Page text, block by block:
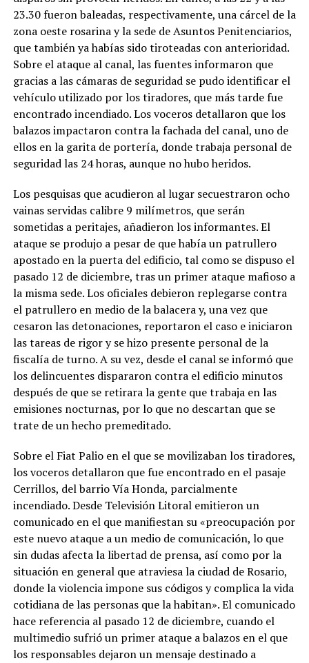
23.30 fueron baleadas, respectivamente, una cárcel de la
zona oeste rosarina y la sede de Asuntos Penitenciarios,
que también ya habías sido tiroteadas con anterioridad.
Sobre el ataque al canal, las fuentes informaron que
gracias a las cámaras de seguridad se pudo identificar el
vehículo utilizado por los tiradores, que más tarde fue
encontrado incendiado. Los voceros detallaron que los
balazos impactaron contra la fachada del canal, uno de
ellos en la garita de portería, donde trabaja personal de
seguridad las 24 horas, aunque no hubo heridos.
Los pesquisas que acudieron al lugar secuestraron ocho
vainas servidas calibre 9 milímetros, que serán
sometidas a peritajes, añadieron los informantes. El
ataque se produjo a pesar de que había un patrullero
apostado en la puerta del edificio, tal como se dispuso el
pasado 12 de diciembre, tras un primer ataque mafioso a
la misma sede. Los oficiales debieron replegarse contra
el patrullero en medio de la balacera y, una vez que
cesaron las detonaciones, reportaron el caso e iniciaron
las tareas de rigor y se hizo presente personal de la
fiscalía de turno. A su vez, desde el canal se informó que
los delincuentes dispararon contra el edificio minutos
después de que se retirara la gente que trabaja en las
emisiones nocturnas, por lo que no descartan que se
trate de un hecho premeditado.
Sobre el Fiat Palio en el que se movilizaban los tiradores,
los voceros detallaron que fue encontrado en el pasaje
Cerrillos, del barrio Vía Honda, parcialmente
incendiado. Desde Televisión Litoral emitieron un
comunicado en el que manifiestan su «preocupación por
este nuevo ataque a un medio de comunicación, lo que
sin dudas afecta la libertad de prensa, así como por la
situación en general que atraviesa la ciudad de Rosario,
donde la violencia impone sus códigos y complica la vida
cotidiana de las personas que la habitan». El comunicado
hace referencia al pasado 12 de diciembre, cuando el
multimedio sufrió un primer ataque a balazos en el que
los responsables dejaron un mensaje destinado a